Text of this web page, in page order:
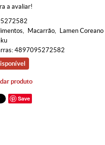
a avaliar!
Macarrão
Lamen Coreano
4897095272582
produto
Save